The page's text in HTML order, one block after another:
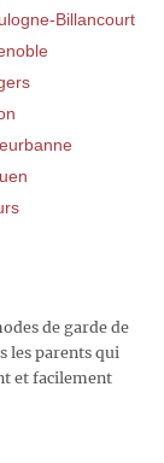
Billancourt
de garde de
les parents qui
et facilement